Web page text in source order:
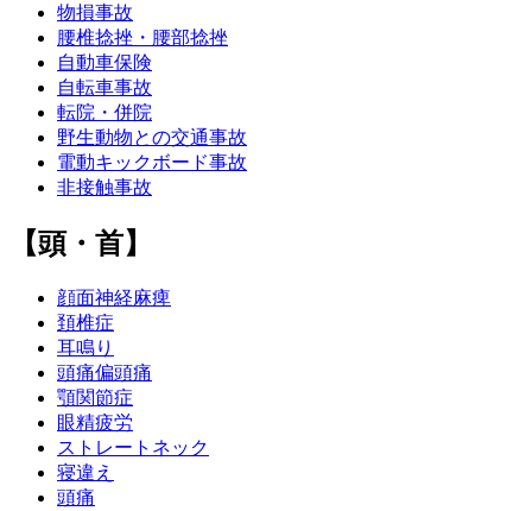
物損事故
腰椎捻挫・腰部捻挫
自動車保険
自転車事故
転院・併院
野生動物との交通事故
電動キックボード事故
非接触事故
【頭・首】
顔面神経麻痺
頚椎症
耳鳴り
頭痛偏頭痛
顎関節症
眼精疲労
ストレートネック
寝違え
頭痛